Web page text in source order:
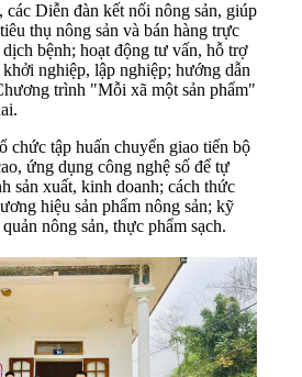
các Diễn đàn kết nối nông sản, giúp
thụ nông sản và bán hàng trực
bệnh; hoạt động tư vấn, hỗ trợ
nghiệp, lập nghiệp; hướng dẫn
trình "Mỗi xã một sản phẩm"
chức tập huấn chuyển giao tiến bộ
ứng dụng công nghệ số để tự
sản xuất, kinh doanh; cách thức
hiệu sản phẩm nông sản; kỹ
nông sản, thực phẩm sạch.